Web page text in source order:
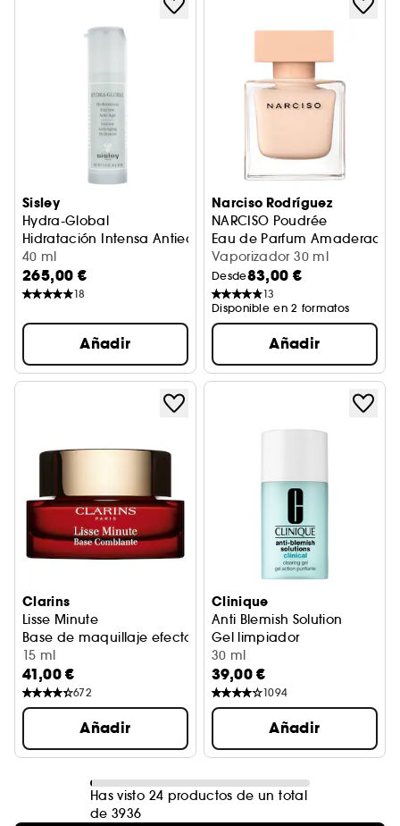
Sisley
Hydra-Global
Hidratación Intensa Antiedad
40 ml
265,00 €
18
Añadir
Narciso Rodríguez
NARCISO Poudrée
Eau de Parfum Amaderada
Vaporizador 30 ml
Desde83,00 €
13
Disponible en 2 formatos
Añadir
Clarins
Lisse Minute
Base de maquillaje efecto relleno
15 ml
41,00 €
672
Añadir
Clinique
Anti Blemish Solution
Gel limpiador
30 ml
39,00 €
1094
Añadir
Has visto 24 productos de un total
de 3936